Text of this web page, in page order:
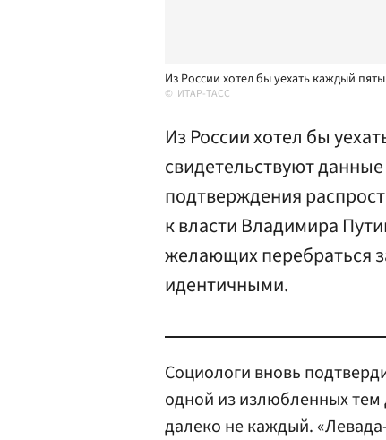
Из России хотел бы уехать каждый
ИТАР-ТАСС
Из России хотел бы
свидетельствуют
подтверждения
к власти Владимира
желающих перебраться
идентичными.
Социологи вновь
одной из излюбленных тем
далеко не каждый.